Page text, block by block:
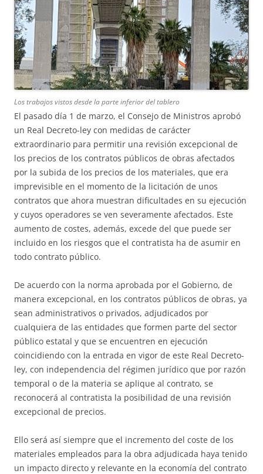
Los trabajos vistos desde la parte inferior del tablero
El pasado día 1 de marzo, el Consejo de Ministros aprobó
un Real Decreto-ley con medidas de carácter
extraordinario para permitir una revisión excepcional de
los precios de los contratos públicos de obras afectados
por la subida de los precios de los materiales, que era
imprevisible en el momento de la licitación de unos
contratos que ahora muestran dificultades en su ejecución
y cuyos operadores se ven severamente afectados. Este
aumento de costes, además, excede del que puede ser
incluido en los riesgos que el contratista ha de asumir en
todo contrato público.
De acuerdo con la norma aprobada por el Gobierno, de
manera excepcional, en los contratos públicos de obras, ya
sean administrativos o privados, adjudicados por
cualquiera de las entidades que formen parte del sector
público estatal y que se encuentren en ejecución
coincidiendo con la entrada en vigor de este Real Decreto-
ley, con independencia del régimen jurídico que por razón
temporal o de la materia se aplique al contrato, se
reconocerá al contratista la posibilidad de una revisión
excepcional de precios.
Ello será así siempre que el incremento del coste de los
materiales empleados para la obra adjudicada haya tenido
un impacto directo y relevante en la economía del contrato